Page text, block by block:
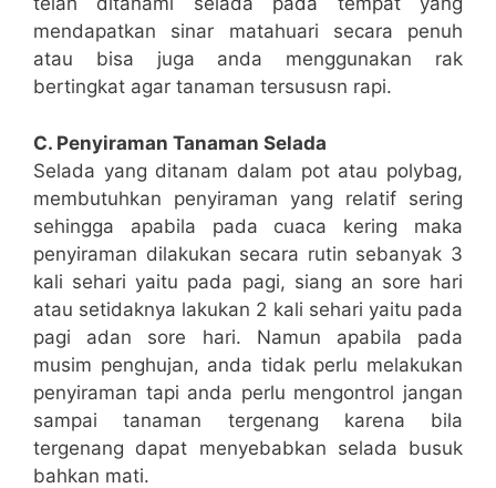
mendapatkan sinar matahuari secara penuh
atau bisa juga anda menggunakan rak
bertingkat agar tanaman tersususn rapi.
C. Penyiraman Tanaman Selada
Selada yang ditanam dalam pot atau polybag,
membutuhkan penyiraman yang relatif sering
sehingga apabila pada cuaca kering maka
penyiraman dilakukan secara rutin sebanyak 3
kali sehari yaitu pada pagi, siang an sore hari
atau setidaknya lakukan 2 kali sehari yaitu pada
pagi adan sore hari. Namun apabila pada
musim penghujan, anda tidak perlu melakukan
penyiraman tapi anda perlu mengontrol jangan
sampai tanaman tergenang karena bila
tergenang dapat menyebabkan selada busuk
bahkan mati.